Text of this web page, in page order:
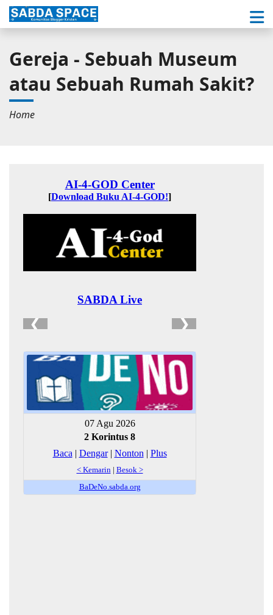
Gereja - Sebuah Museum
atau Sebuah Rumah Sakit?
Home